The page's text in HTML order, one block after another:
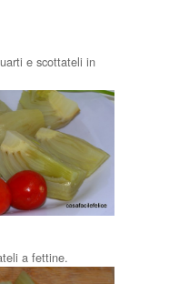
e scottateli in
a fettine.